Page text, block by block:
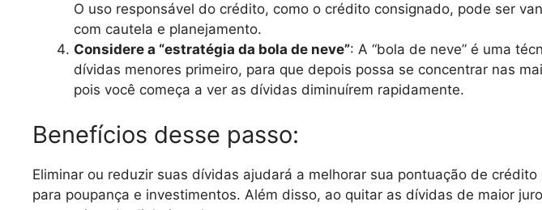
O uso responsável do crédito, como o crédito consignado, pode ser
com cautela e planejamento.
Considere a “estratégia da bola de neve”: A “bola de neve” é uma
dívidas menores primeiro, para que depois possa se concentrar nas
pois você começa a ver as dívidas diminuírem rapidamente.
Benefícios desse passo:
Eliminar ou reduzir suas dívidas ajudará a melhorar sua pontuação de
para poupança e investimentos. Além disso, ao quitar as dívidas de maior